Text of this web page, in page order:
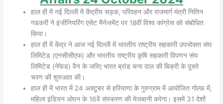
हाल ही में नई दिल्ली में केंद्रीय सड़क, परिवहन और राजमार्ग मंत्री नितिन
गडकरी ने इंजीनियरिंग एसेट मैनेजमेंट पर 18वीं विश्व कांग्रेस को संबोधित
किया।
हाल ही में केंद्र ने आज नई दिल्ली में भारतीय राष्ट्रीय सहकारी उपभोक्ता संघ
लिमिटेड (एनसीसीएफ) और भारतीय राष्ट्रीय कृषि सहकारी विपणन संघ
लिमिटेड (नेफेड) वैन के जरिए भारत ब्रांड चना दाल की बिक्री के दूसरे
चरण की शुरुआत की।
हाल ही में भारत में 24 अक्टूबर से हरियाणा के गुरुग्राम में आयोजित गोल्फ़ में,
महिला इंडियन ओपन के 16वें संस्करण की मेजबानी करेगा। इसमें 31 देशों